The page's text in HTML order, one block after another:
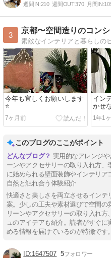
週間IN:210 週間OUT:370 月間IN:
3
京都〜空間造りのコン
今年も宜しくお願いします
⭐️
7ヶ月前
イン
かせ
1年1
このブログのここがポイント
実用的なアレンジ
ーンやアクセサリーの取り入れ方
に始められる壁面装飾やインテリ
自然と触れ合う体験紹介
快適さと美しさを両立させるインテ
案。少しの工夫や素材選びで空間
リーンやアクセサリーの取り入れ
ュのアイデアも紹介。読者がすぐ
める情報を届けているのが特徴です。
1647507 5